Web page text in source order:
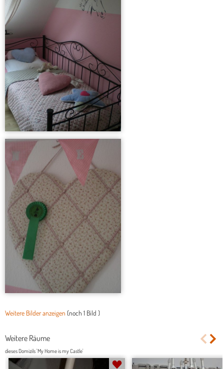
Weitere Bilder anzeigen (noch 1 Bild )
Weitere Räume
dieses Domizils 'My Home is my Castle'